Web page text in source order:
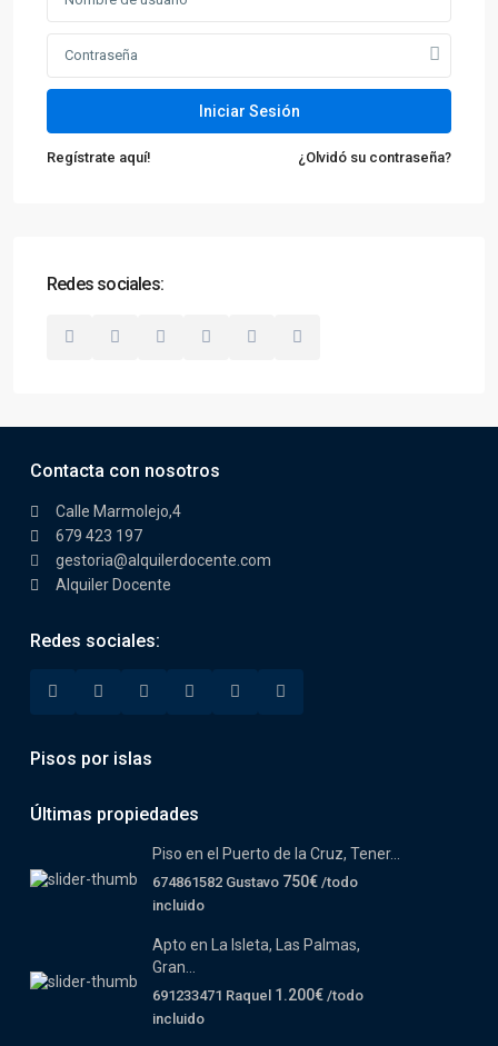
Iniciar Sesión
Regístrate aquí! ¿Olvidó su contraseña?
Redes sociales:
Contacta con nosotros
Calle Marmolejo,4
679 423 197
gestoria@alquilerdocente.com
Alquiler Docente
Redes sociales:
Pisos por islas
Últimas propiedades
Piso en el Puerto de la Cruz, Tener...
674861582 Gustavo 750€ /todo
incluido
Apto en La Isleta, Las Palmas,
Gran...
691233471 Raquel 1.200€ /todo
incluido